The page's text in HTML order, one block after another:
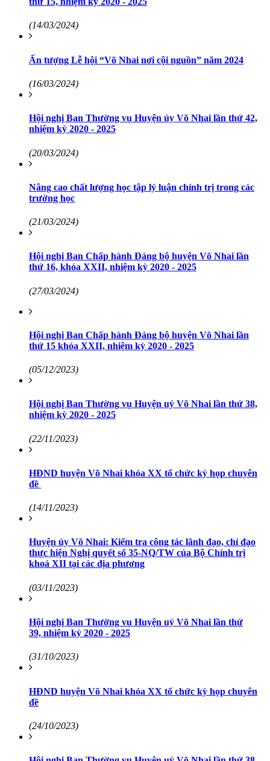
(14/03/2024)
Ấn tượng Lễ hội “Võ Nhai nơi cội nguồn” năm 2024
(16/03/2024)
Hội nghị Ban Thường vụ Huyện ủy Võ Nhai lần thứ 42,
nhiệm kỳ 2020 - 2025
(20/03/2024)
Nâng cao chất lượng học tập lý luận chính trị trong các
trường học
(21/03/2024)
Hội nghị Ban Chấp hành Đảng bộ huyện Võ Nhai lần
thứ 16, khóa XXII, nhiệm kỳ 2020 - 2025
(27/03/2024)
Hội nghị Ban Chấp hành Đảng bộ huyện Võ Nhai lần
thứ 15 khóa XXII, nhiệm kỳ 2020 - 2025
(05/12/2023)
Hội nghị Ban Thường vụ Huyện uỷ Võ Nhai lần thứ 38,
nhiệm kỳ 2020 - 2025
(22/11/2023)
HĐND huyện Võ Nhai khóa XX tổ chức kỳ họp chuyên
đề
(14/11/2023)
Huyện ủy Võ Nhai: Kiểm tra công tác lãnh đạo, chỉ đạo
thực hiện Nghị quyết số 35-NQ/TW của Bộ Chính trị
khoá XII tại các địa phương
(03/11/2023)
Hội nghị Ban Thường vụ Huyện uỷ Võ Nhai lần thứ
39, nhiệm kỳ 2020 - 2025
(31/10/2023)
HĐND huyện Võ Nhai khóa XX tổ chức kỳ họp chuyên
đề
(24/10/2023)